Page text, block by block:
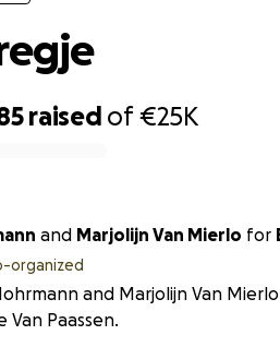
raised of€25K
and Marjolijn Van Mierlo for
organized
and Marjolijn Van
Van Paassen.